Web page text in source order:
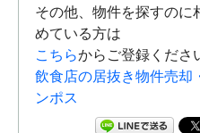
その他、物件を探すの
めている方は
こちらからご登録くださ
飲食店の居抜き物件売却
ンポス